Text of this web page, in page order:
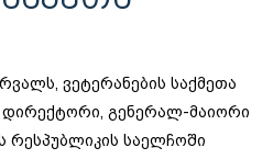
ვეტერანების საქმეთა
დირექტორი, გენერალ-მაიორი
რესპუბლიკის საელჩოში